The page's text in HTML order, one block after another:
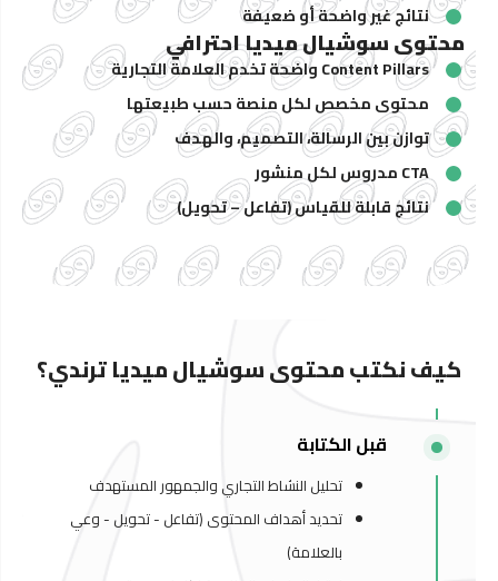
نتائج غير واضحة أو ضعيفة
محتوى سوشيال ميديا احترافي
Content Pillars واضحة تخدم العلامة التجارية
محتوى مخصص لكل منصة حسب طبيعتها
توازن بين الرسالة، التصميم، والهدف
CTA مدروس لكل منشور
نتائج قابلة للقياس (تفاعل – تحويل)
كيف نكتب محتوى سوشيال ميديا ترندي؟
قبل الكتابة
تحليل النشاط التجاري والجمهور المستهدف
تحديد أهداف المحتوى (تفاعل - تحويل - وعي
بالعلامة)